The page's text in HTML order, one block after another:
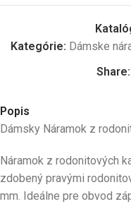
Kategórie: Dámske
Share:
Popis
Dámsky Náramok z
Náramok z rodonitových
zdobený pravými
mm. Ideálne pre obvod